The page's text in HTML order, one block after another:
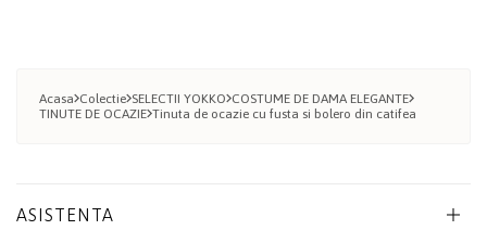
Acasa Colectie SELECTII YOKKO COSTUME DE DAMA ELEGANTE
TINUTE DE OCAZIE Tinuta de ocazie cu fusta si bolero din catifea
ASISTENTA